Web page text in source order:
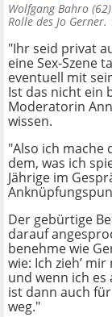
Wolfgang Bahro
Rolle des Jo
"Ihr seid privat
eine Sex-Szene
eventuell mit
Ist das nicht ein
Moderatorin
wissen.
"Also ich mache
dem, was ich
Jährige im
Der gebürtige
darauf
benehme wie
wie: Ich zieh’
und wenn ich es
ist dann auch
weg."